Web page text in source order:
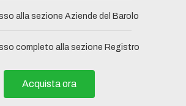
alla sezione Aziende del Barolo
completo alla sezione Registro
Acquista ora